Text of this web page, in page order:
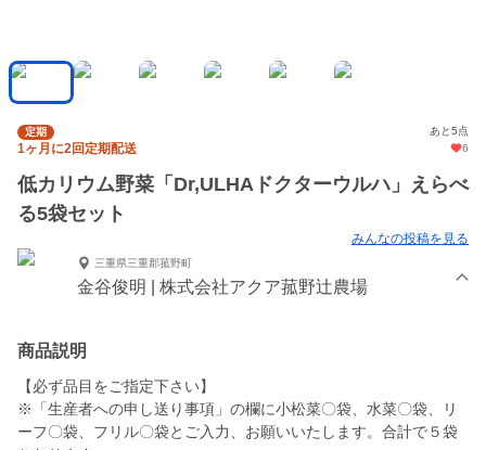
定期 あと5点
1ヶ月に2回定期配送 6
低カリウム野菜「Dr,ULHAドクターウルハ」えらべ
る5袋セット
みんなの投稿を見る
三重県三重郡菰野町
金谷俊明 | 株式会社アクア菰野辻農場
商品説明
【必ず品目をご指定下さい】
※「生産者への申し送り事項」の欄に小松菜〇袋、水菜〇袋、リ
ーフ〇袋、フリル〇袋とご入力、お願いいたします。合計で５袋